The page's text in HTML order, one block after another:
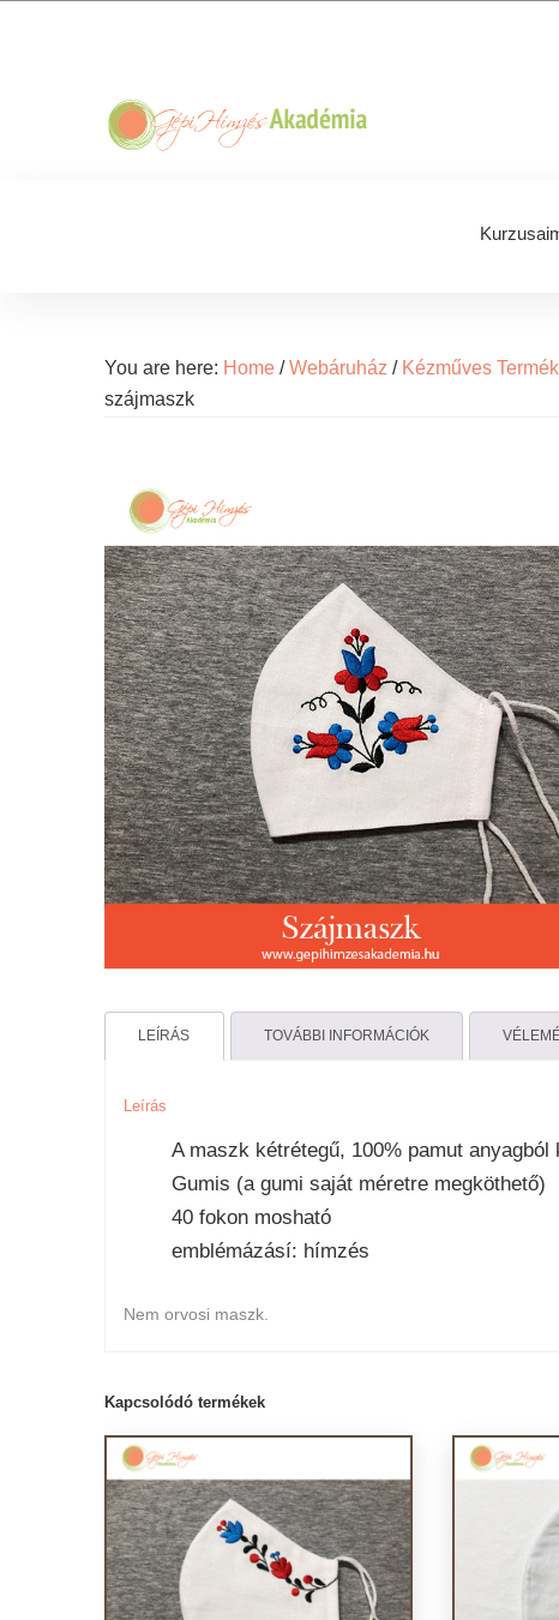
You are here: Home / Webáruház / Kézműves
szájmaszk
LEÍRÁS TOVÁBBI INFORMÁCIÓK
Leírás
A maszk kétrétegű, 100% pamut anyagból
Gumis (a gumi saját méretre megköthető)
40 fokon mosható
emblémázásí: hímzés
Nem orvosi maszk.
Kapcsolódó termékek